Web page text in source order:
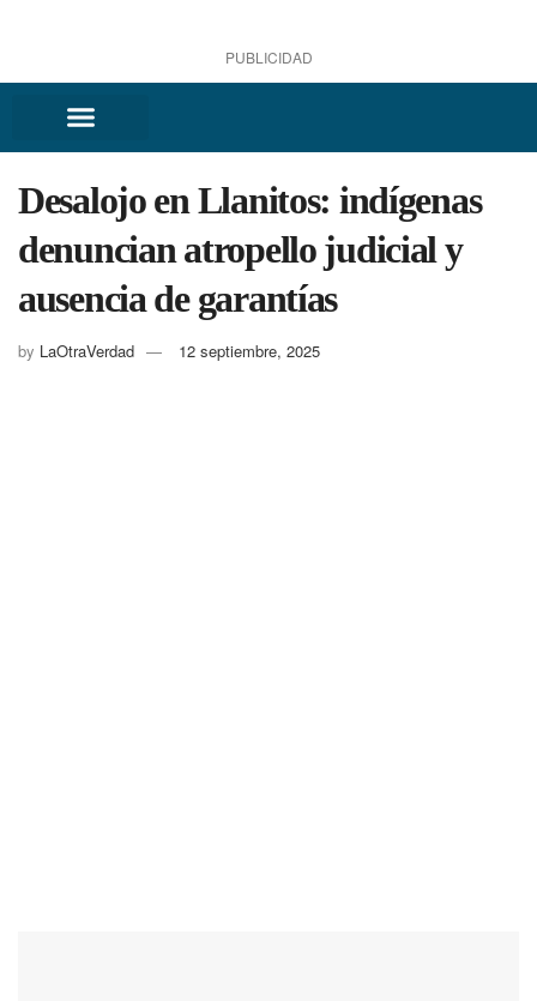
PUBLICIDAD
Desalojo en Llanitos: indígenas
denuncian atropello judicial y
ausencia de garantías
by LaOtraVerdad 12 septiembre, 2025